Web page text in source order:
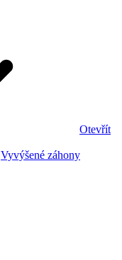
Otevřít
Vyvýšené záhony